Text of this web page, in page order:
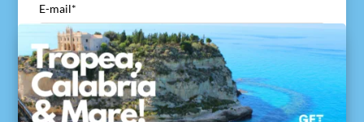
E-mail*
ACCETTO di inviare il mio nome ed e-mail
Acconsento a viaggivacanzecalabria.com alla
ricezione del mio nome ed e-mail per consentire di